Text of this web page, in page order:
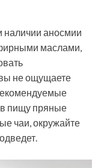
наличии аносмии
маслами,
не ощущаете
в пищу пряные
чаи, окружайте